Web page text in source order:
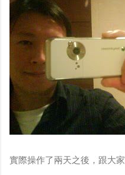
實際操作了兩天之後，跟大